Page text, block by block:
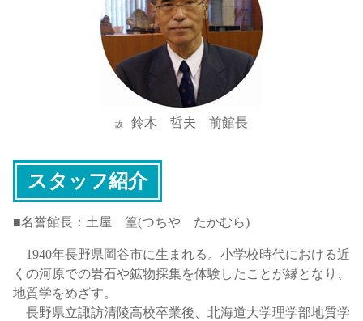
故 鈴木 哲夫 前館長
スタッフ紹介
■名誉館長：土屋 篁(つちや たかむら)
1940年長野県岡谷市に生まれる。小学校時代における近
くの河原での岩石や鉱物採集を体験したことが縁となり、
地質学をめざす。
長野県立諏訪清陵高校卒業後、北海道大学理学部地質学